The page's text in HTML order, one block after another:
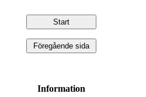
Information